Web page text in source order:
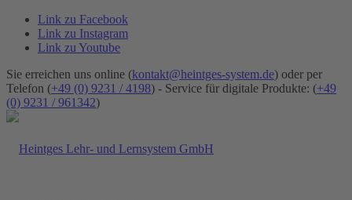
Link zu Facebook
Link zu Instagram
Link zu Youtube
Sie erreichen uns online (kontakt@heintges-system.de) oder per
Telefon (+49 (0) 9231 / 4198) - Service für digitale Produkte: (+49
(0) 9231 / 961342)